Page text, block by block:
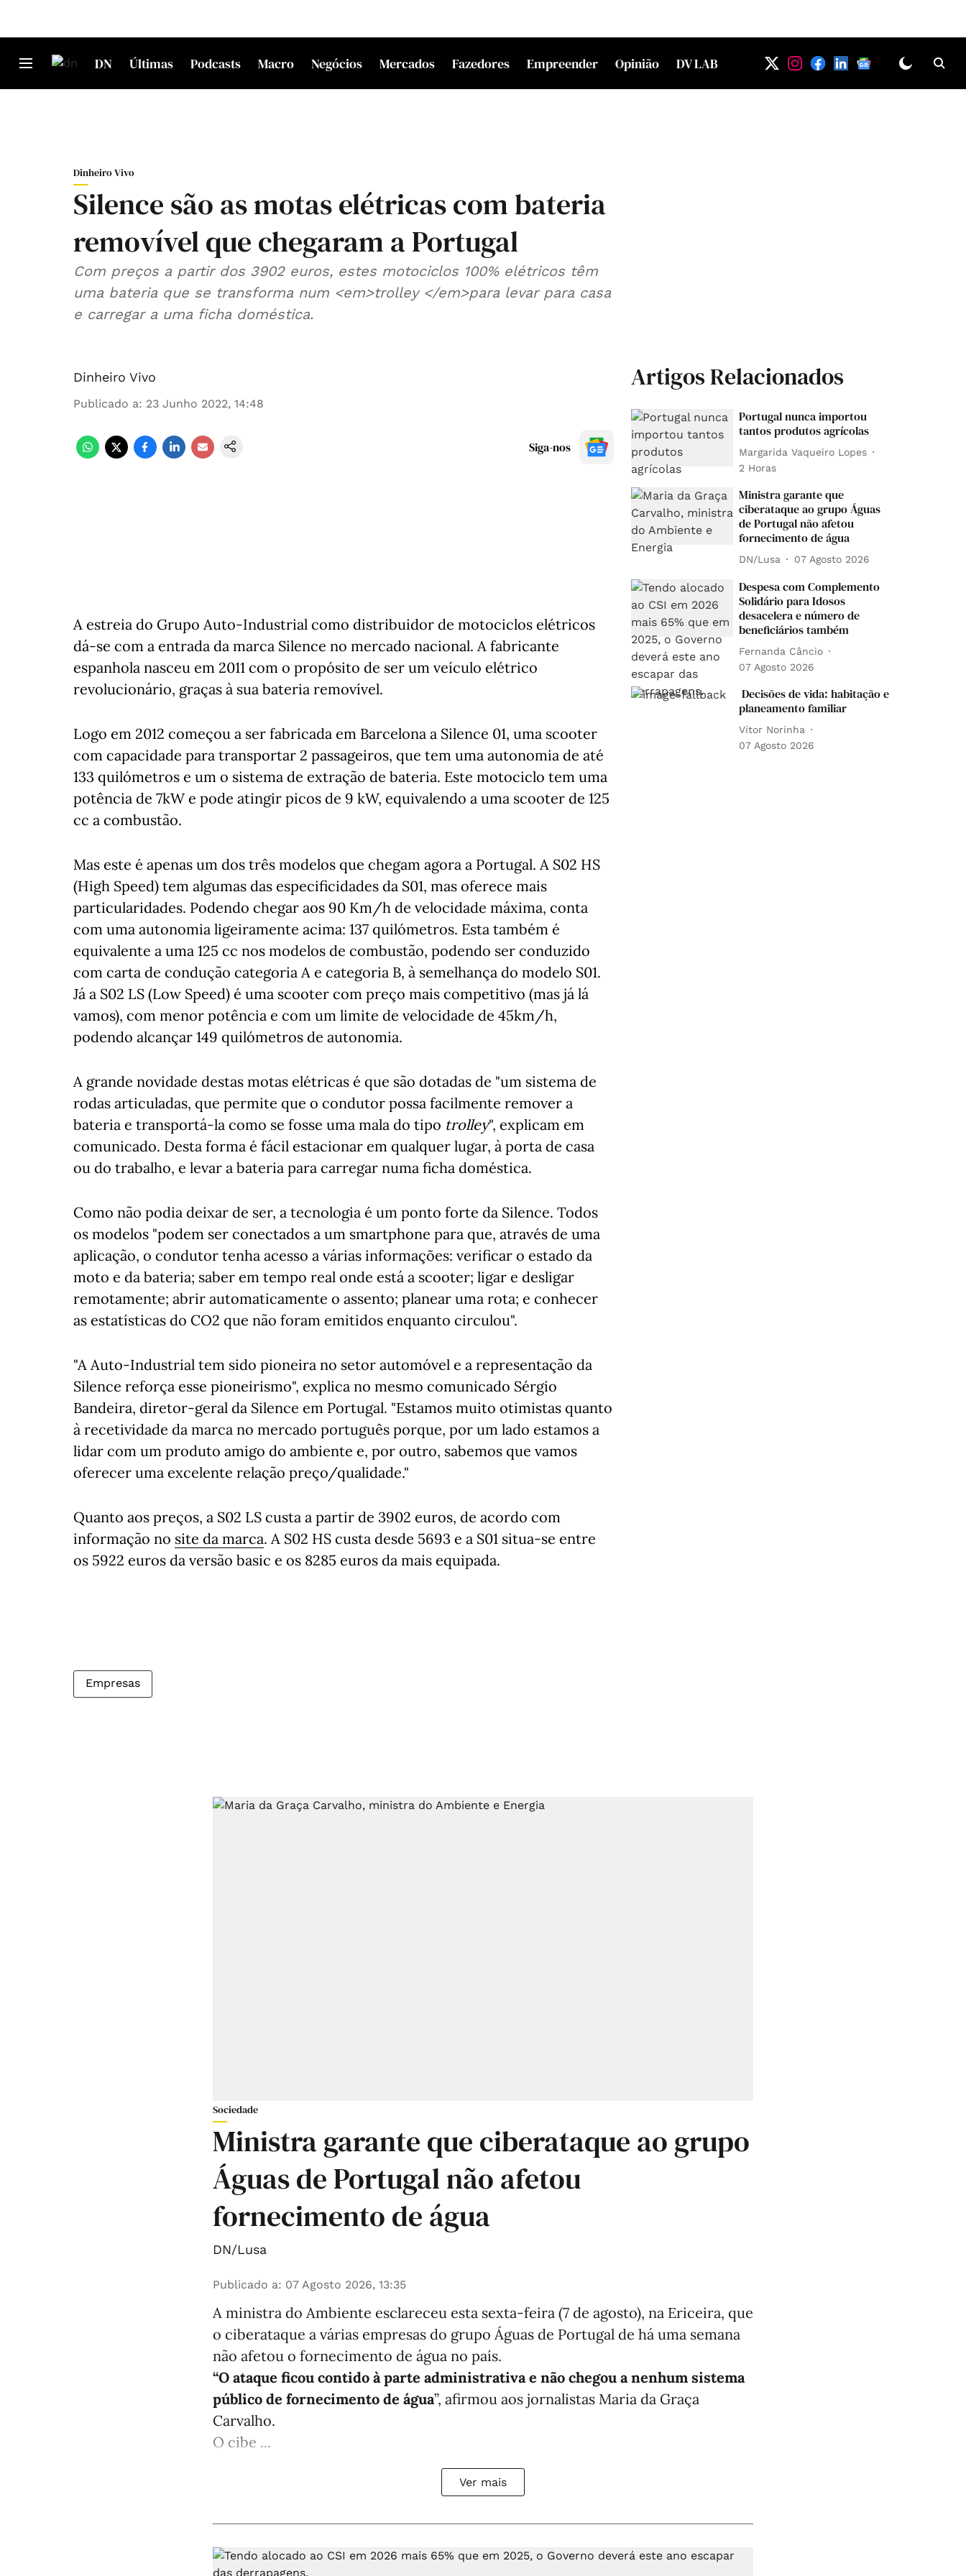
DN Últimas Podcasts Macro Negócios Mercados Fazedores Empreender Opinião DV LAB
Dinheiro Vivo
Silence são as motas elétricas com bateria
removível que chegaram a Portugal
Com preços a partir dos 3902 euros, estes motociclos 100% elétricos têm
uma bateria que se transforma num <em>trolley </em>para levar para casa
e carregar a uma ficha doméstica.
Dinheiro Vivo
Publicado a: 23 Junho 2022, 14:48
Siga-nos
A estreia do Grupo Auto-Industrial como distribuidor de motociclos elétricos
dá-se com a entrada da marca Silence no mercado nacional. A fabricante
espanhola nasceu em 2011 com o propósito de ser um veículo elétrico
revolucionário, graças à sua bateria removível.
Logo em 2012 começou a ser fabricada em Barcelona a Silence 01, uma scooter
com capacidade para transportar 2 passageiros, que tem uma autonomia de até
133 quilómetros e um o sistema de extração de bateria. Este motociclo tem uma
potência de 7kW e pode atingir picos de 9 kW, equivalendo a uma scooter de 125
cc a combustão.
Mas este é apenas um dos três modelos que chegam agora a Portugal. A S02 HS
(High Speed) tem algumas das especificidades da S01, mas oferece mais
particularidades. Podendo chegar aos 90 Km/h de velocidade máxima, conta
com uma autonomia ligeiramente acima: 137 quilómetros. Esta também é
equivalente a uma 125 cc nos modelos de combustão, podendo ser conduzido
com carta de condução categoria A e categoria B, à semelhança do modelo S01.
Já a S02 LS (Low Speed) é uma scooter com preço mais competitivo (mas já lá
vamos), com menor potência e com um limite de velocidade de 45km/h,
podendo alcançar 149 quilómetros de autonomia.
A grande novidade destas motas elétricas é que são dotadas de "um sistema de
rodas articuladas, que permite que o condutor possa facilmente remover a
bateria e transportá-la como se fosse uma mala do tipo trolley", explicam em
comunicado. Desta forma é fácil estacionar em qualquer lugar, à porta de casa
ou do trabalho, e levar a bateria para carregar numa ficha doméstica.
Como não podia deixar de ser, a tecnologia é um ponto forte da Silence. Todos
os modelos "podem ser conectados a um smartphone para que, através de uma
aplicação, o condutor tenha acesso a várias informações: verificar o estado da
moto e da bateria; saber em tempo real onde está a scooter; ligar e desligar
remotamente; abrir automaticamente o assento; planear uma rota; e conhecer
as estatísticas do CO2 que não foram emitidos enquanto circulou".
"A Auto-Industrial tem sido pioneira no setor automóvel e a representação da
Silence reforça esse pioneirismo", explica no mesmo comunicado Sérgio
Bandeira, diretor-geral da Silence em Portugal. "Estamos muito otimistas quanto
à recetividade da marca no mercado português porque, por um lado estamos a
lidar com um produto amigo do ambiente e, por outro, sabemos que vamos
oferecer uma excelente relação preço/qualidade."
Quanto aos preços, a S02 LS custa a partir de 3902 euros, de acordo com
informação no site da marca. A S02 HS custa desde 5693 e a S01 situa-se entre
os 5922 euros da versão basic e os 8285 euros da mais equipada.
Empresas
Artigos Relacionados
Portugal nunca importou
tantos produtos agrícolas
Margarida Vaqueiro Lopes
2 Horas
Ministra garante que
ciberataque ao grupo Águas
de Portugal não afetou
fornecimento de água
DN/Lusa 07 Agosto 2026
Despesa com Complemento
Solidário para Idosos
desacelera e número de
beneficiários também
Fernanda Câncio
07 Agosto 2026
Decisões de vida: habitação e
planeamento familiar
Vítor Norinha
07 Agosto 2026
Sociedade
Ministra garante que ciberataque ao grupo
Águas de Portugal não afetou
fornecimento de água
DN/Lusa
Publicado a: 07 Agosto 2026, 13:35
A ministra do Ambiente esclareceu esta sexta-feira (7 de agosto), na Ericeira, que
o ciberataque a várias empresas do grupo Águas de Portugal de há uma semana
não afetou o fornecimento de água no país.
“O ataque ficou contido à parte administrativa e não chegou a nenhum sistema
público de fornecimento de água”, afirmou aos jornalistas Maria da Graça
Carvalho.
O cibe ...
Ver mais